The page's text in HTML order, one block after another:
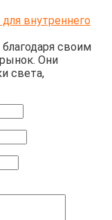
внутреннего
своим
Они
света,